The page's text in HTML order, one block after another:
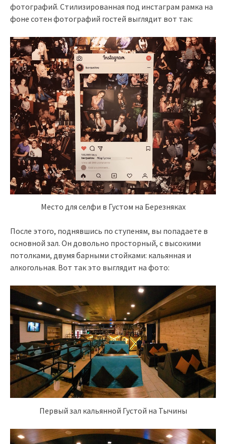
фотографий. Стилизированная под инстаграм рамка на
фоне сотен фотографий гостей выглядит вот так:
Место для селфи в Густом на Березняках
После этого, поднявшись по ступеням, вы попадаете в
основной зал. Он довольно просторный, с высокими
потолками, двумя барными стойками: кальянная и
алкогольная. Вот так это выглядит на фото:
Первый зал кальянной Густой на Тычины